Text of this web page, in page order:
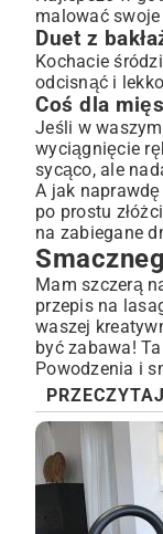
malować
Duet z
Kochacie
odcisnąć i
Coś dla
Jeśli w
wyciągnięcie
sycąco, ale
A jak
po prostu
na zabiegane
Mam szczerą
przepis na
waszej
być zabawa!
Powodzenia i